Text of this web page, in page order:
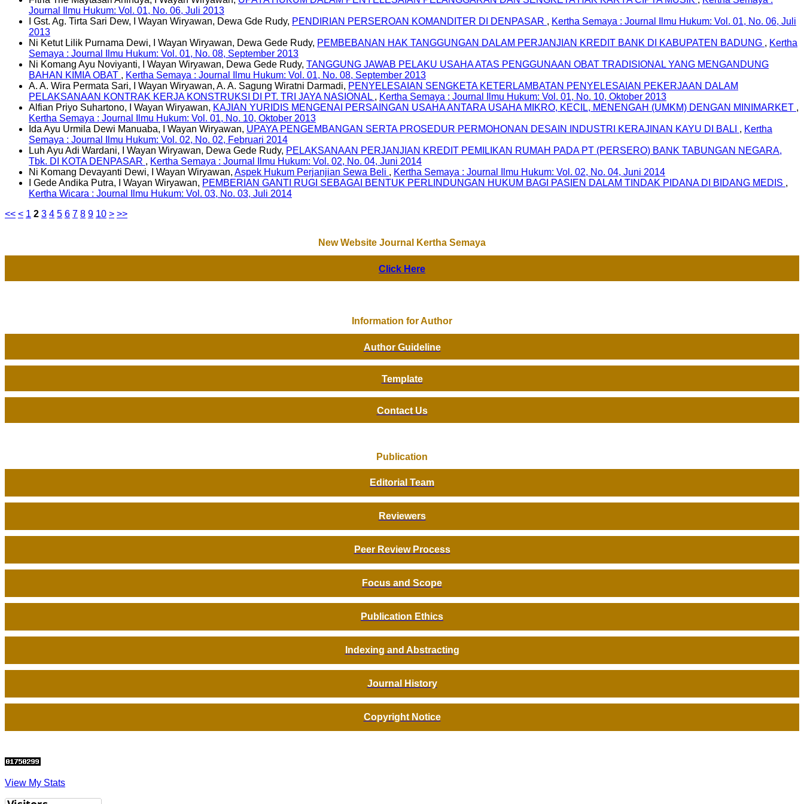
Journal Ilmu Hukum: Vol. 01, No. 06, Juli 2013
I Gst. Ag. Tirta Sari Dew, I Wayan Wiryawan, Dewa Gde Rudy, PENDIRIAN PERSEROAN KOMANDITER DI DENPASAR , Kertha Semaya : Journal Ilmu Hukum: Vol. 01, No. 06, Juli
2013
Ni Ketut Lilik Purnama Dewi, I Wayan Wiryawan, Dewa Gede Rudy, PEMBEBANAN HAK TANGGUNGAN DALAM PERJANJIAN KREDIT BANK DI KABUPATEN BADUNG , Kertha
Semaya : Journal Ilmu Hukum: Vol. 01, No. 08, September 2013
Ni Komang Ayu Noviyanti, I Wayan Wiryawan, Dewa Gede Rudy, TANGGUNG JAWAB PELAKU USAHA ATAS PENGGUNAAN OBAT TRADISIONAL YANG MENGANDUNG
BAHAN KIMIA OBAT , Kertha Semaya : Journal Ilmu Hukum: Vol. 01, No. 08, September 2013
A. A. Wira Permata Sari, I Wayan Wiryawan, A. A. Sagung Wiratni Darmadi, PENYELESAIAN SENGKETA KETERLAMBATAN PENYELESAIAN PEKERJAAN DALAM
PELAKSANAAN KONTRAK KERJA KONSTRUKSI DI PT. TRI JAYA NASIONAL , Kertha Semaya : Journal Ilmu Hukum: Vol. 01, No. 10, Oktober 2013
Alfian Priyo Suhartono, I Wayan Wiryawan, KAJIAN YURIDIS MENGENAI PERSAINGAN USAHA ANTARA USAHA MIKRO, KECIL, MENENGAH (UMKM) DENGAN MINIMARKET ,
Kertha Semaya : Journal Ilmu Hukum: Vol. 01, No. 10, Oktober 2013
Ida Ayu Urmila Dewi Manuaba, I Wayan Wiryawan, UPAYA PENGEMBANGAN SERTA PROSEDUR PERMOHONAN DESAIN INDUSTRI KERAJINAN KAYU DI BALI , Kertha
Semaya : Journal Ilmu Hukum: Vol. 02, No. 02, Februari 2014
Luh Ayu Adi Wardani, I Wayan Wiryawan, Dewa Gede Rudy, PELAKSANAAN PERJANJIAN KREDIT PEMILIKAN RUMAH PADA PT (PERSERO) BANK TABUNGAN NEGARA,
Tbk. DI KOTA DENPASAR , Kertha Semaya : Journal Ilmu Hukum: Vol. 02, No. 04, Juni 2014
Ni Komang Devayanti Dewi, I Wayan Wiryawan, Aspek Hukum Perjanjian Sewa Beli , Kertha Semaya : Journal Ilmu Hukum: Vol. 02, No. 04, Juni 2014
I Gede Andika Putra, I Wayan Wiryawan, PEMBERIAN GANTI RUGI SEBAGAI BENTUK PERLINDUNGAN HUKUM BAGI PASIEN DALAM TINDAK PIDANA DI BIDANG MEDIS ,
Kertha Wicara : Journal Ilmu Hukum: Vol. 03, No. 03, Juli 2014
<< < 1 2 3 4 5 6 7 8 9 10 > >>
New Website Journal Kertha Semaya
Click Here
Information for Author
Author Guideline
Template
Contact Us
Publication
Editorial Team
Reviewers
Peer Review Process
Focus and Scope
Publication Ethics
Indexing and Abstracting
Journal History
Copyright Notice
View My Stats